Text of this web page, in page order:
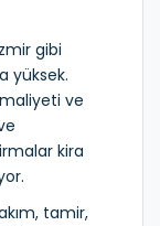
gibi
yüksek.
ve
kira
tamir,